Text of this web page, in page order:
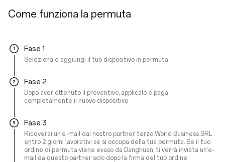
Come funziona la permuta
Fase 1
Seleziona e aggiungi il tuo dispositivo in permuta
Fase 2
Dopo aver ottenuto il preventivo, applicalo e paga
completamente il nuovo dispositivo
Fase 3
Riceverai un'e-mail dal nostro partner terzo World Business SRL
entro 2 giorni lavorativi se si occupa della tua permuta. Se il tuo
ordine di permuta viene evaso da Danghuan, ti verrà inviata un'e-
mail da questo partner solo dopo la firma del tuo ordine.